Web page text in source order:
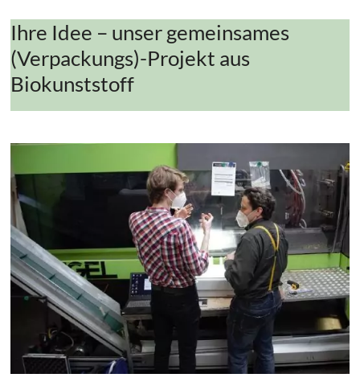
Ihre Idee – unser gemeinsames
(Verpackungs)-Projekt aus
Biokunststoff